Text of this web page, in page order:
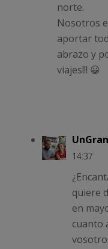
norte.
Nosotros
aportar
abrazo y
viajes!!! 😀
14:37
quiere
en
cuanto